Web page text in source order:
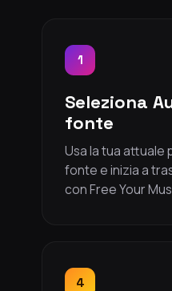
1
Seleziona
fonte
Usa la tua attuale
fonte e inizia a
con Free Your
4